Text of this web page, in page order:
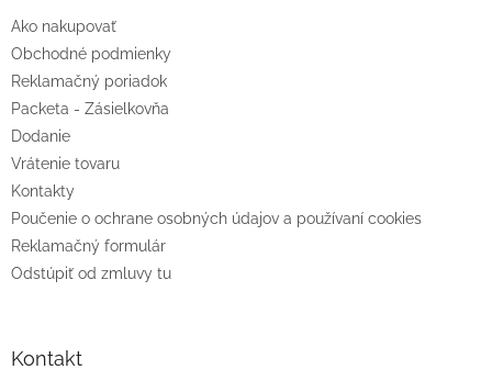
e
Ako nakupovať
Obchodné podmienky
Reklamačný poriadok
Packeta - Zásielkovňa
Dodanie
Vrátenie tovaru
Kontakty
Poučenie o ochrane osobných údajov a používaní cookies
Reklamačný formulár
Odstúpiť od zmluvy tu
Kontakt